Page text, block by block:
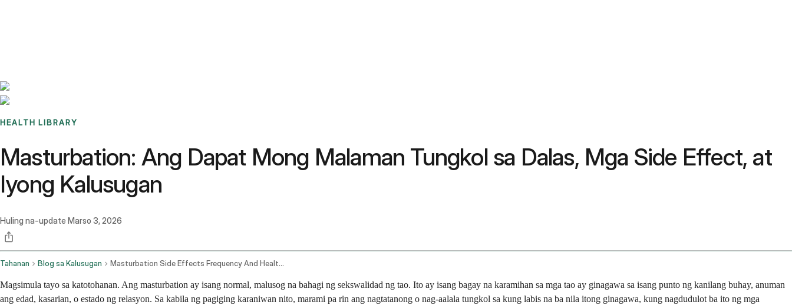
HEALTH LIBRARY
Masturbation: Ang Dapat Mong Malaman Tungkol sa Dalas, Mga Side Effect, at
Iyong Kalusugan
Huling na-update Marso 3, 2026
Tahanan Blog sa Kalusugan Masturbation Side Effects Frequency And Health Concerns
Magsimula tayo sa katotohanan. Ang masturbation ay isang normal, malusog na bahagi ng sekswalidad ng tao. Ito ay isang bagay na karamihan sa mga tao ay ginagawa sa isang punto ng kanilang buhay, anuman
ang edad, kasarian, o estado ng relasyon. Sa kabila ng pagiging karaniwan nito, marami pa rin ang nagtatanong o nag-aalala tungkol sa kung labis na ba nila itong ginagawa, kung nagdudulot ba ito ng mga